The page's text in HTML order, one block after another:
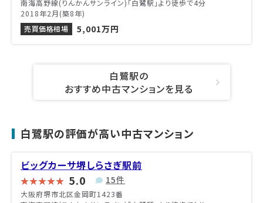
南海高野線(りんかんサンライン)「白鷺駅」より徒歩で4分
2018年2月(築8年)
売買価格相場
5,001万円
白鷺駅の
おすすめ中古マンションを見る
白鷺駅の評価が高い中古マンション
ビッグカーサ堺しらさぎ駅前
5.0 15件
大阪府堺市北区金岡町1423番